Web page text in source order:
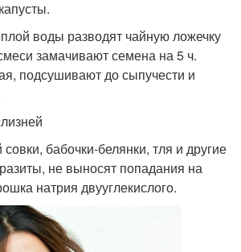
воды разводят чайную ложечку
замачивают семена на 5 ч.
подсушивают до сыпучести и
бабочки-белянки, тля и другие
не выносят попадания на
натрия двууглекислого.